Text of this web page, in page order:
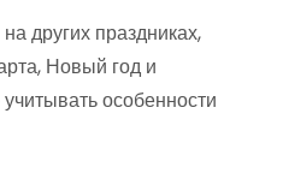
других праздниках,
Новый год и
особенности